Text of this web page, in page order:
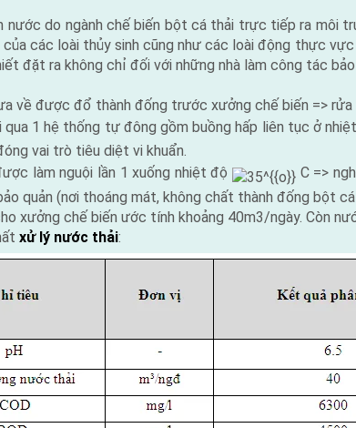
nước do ngành chế biến bột cá thải trực tiếp ra môi
các loài thủy sinh cũng như các loài động thực
đặt ra không chỉ đối với những nhà làm công tác
về được đổ thành đống trước xưởng chế biến =>
qua 1 hệ thống tự đông gồm buồng hấp liên tục ở
vai trò tiêu diệt vi khuẩn.
làm nguội lần 1 xuống nhiệt độ
C =>
quản (nơi thoáng mát, không chất thành đống bột
xưởng chế biến ước tính khoảng 40m3/ngày. Còn
xử lý nước thải: